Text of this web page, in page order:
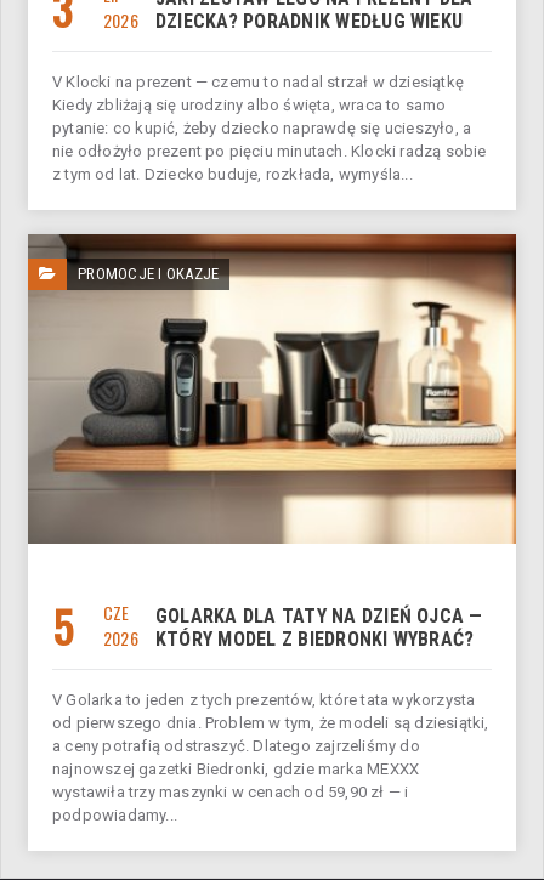
2026
DZIECKA? PORADNIK WEDŁUG WIEKU
V Klocki na prezent — czemu to nadal strzał w dziesiątkę
Kiedy zbliżają się urodziny albo święta, wraca to samo
pytanie: co kupić, żeby dziecko naprawdę się ucieszyło, a
nie odłożyło prezent po pięciu minutach. Klocki radzą sobie
z tym od lat. Dziecko buduje, rozkłada, wymyśla...
PROMOCJE I OKAZJE
5
CZE
2026
GOLARKA DLA TATY NA DZIEŃ OJCA —
KTÓRY MODEL Z BIEDRONKI WYBRAĆ?
V Golarka to jeden z tych prezentów, które tata wykorzysta
od pierwszego dnia. Problem w tym, że modeli są dziesiątki,
a ceny potrafią odstraszyć. Dlatego zajrzeliśmy do
najnowszej gazetki Biedronki, gdzie marka MEXXX
wystawiła trzy maszynki w cenach od 59,90 zł — i
podpowiadamy...